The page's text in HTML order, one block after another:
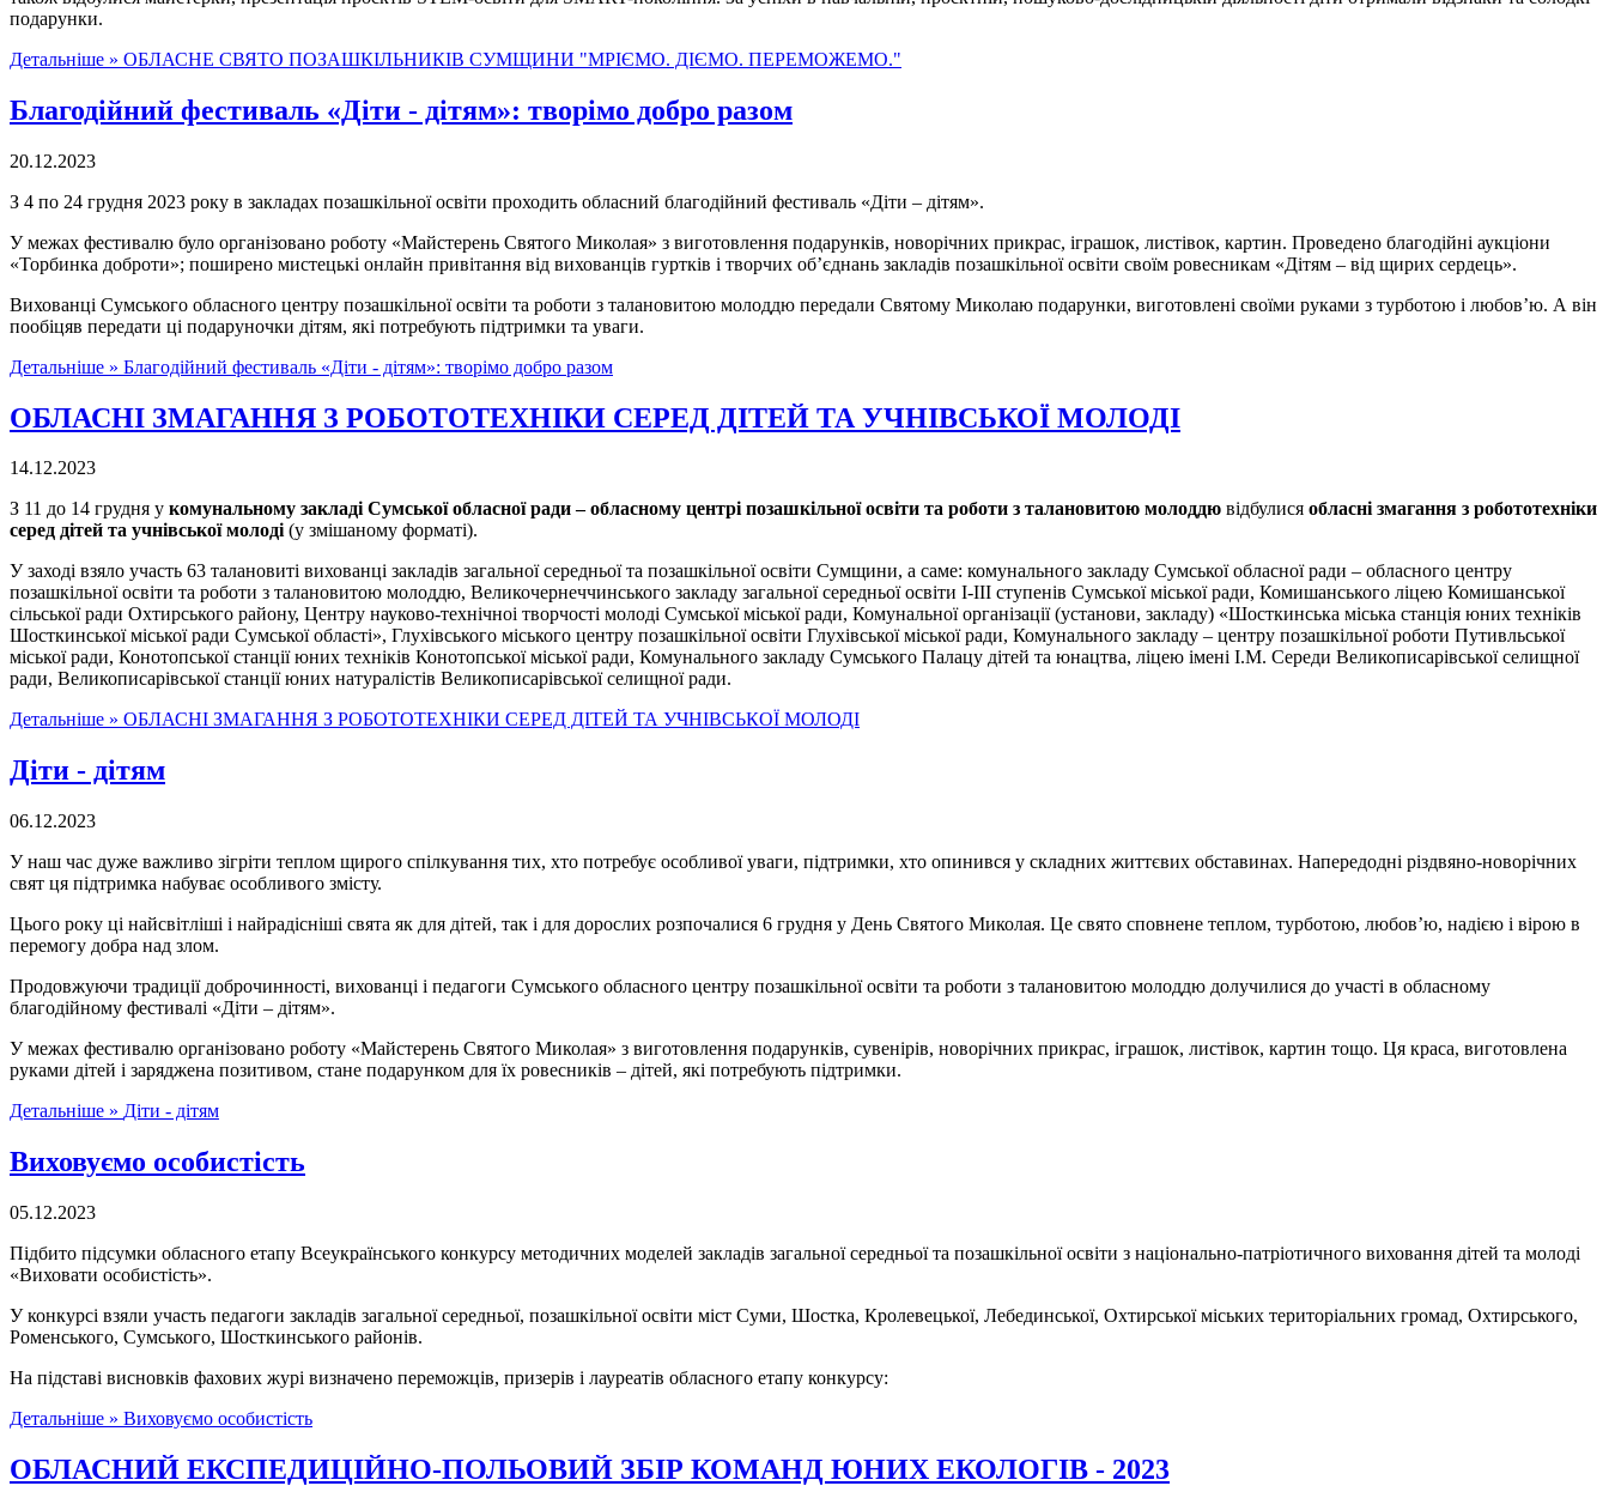
подарунки.
Детальніше » ОБЛАСНЕ СВЯТО ПОЗАШКІЛЬНИКІВ СУМЩИНИ "МРІЄМО. ДІЄМО. ПЕРЕМОЖЕМО."
Благодійний фестиваль «Діти - дітям»: творімо добро разом
20.12.2023
З 4 по 24 грудня 2023 року в закладах позашкільної освіти проходить обласний благодійний фестиваль «Діти – дітям».
У межах фестивалю було організовано роботу «Майстерень Святого Миколая» з виготовлення подарунків, новорічних прикрас, іграшок, листівок, картин. Проведено благодійні аукціони
«Торбинка доброти»; поширено мистецькі онлайн привітання від вихованців гуртків і творчих об’єднань закладів позашкільної освіти своїм ровесникам «Дітям – від щирих сердець».
Вихованці Сумського обласного центру позашкільної освіти та роботи з талановитою молоддю передали Святому Миколаю подарунки, виготовлені своїми руками з турботою і любов’ю. А він
пообіцяв передати ці подаруночки дітям, які потребують підтримки та уваги.
Детальніше » Благодійний фестиваль «Діти - дітям»: творімо добро разом
ОБЛАСНІ ЗМАГАННЯ З РОБОТОТЕХНІКИ СЕРЕД ДІТЕЙ ТА УЧНІВСЬКОЇ МОЛОДІ
14.12.2023
З 11 до 14 грудня у комунальному закладі Сумської обласної ради – обласному центрі позашкільної освіти та роботи з талановитою молоддю відбулися обласні змагання з робототехніки
серед дітей та учнівської молоді(у змішаному форматі).
У заході взяло участь 63 талановиті вихованці закладів загальної середньої та позашкільної освіти Сумщини, а саме: комунального закладу Сумської обласної ради – обласного центру
позашкільної освіти та роботи з талановитою молоддю, Великочернеччинського закладу загальної середньої освіти І-ІІІ ступенів Сумської міської ради, Комишанського ліцею Комишанської
сільської ради Охтирського району, Центру науково-технiчноi творчостi молодi Сумської мiської ради, Комунальної організації (установи, закладу) «Шосткинська міська станція юних техніків
Шосткинської міської ради Сумської області», Глухівського міського центру позашкільної освіти Глухівської міської ради, Комунального закладу – центру позашкільної роботи Путивльської
міської ради, Конотопської станції юних техніків Конотопської міської ради, Комунального закладу Сумського Палацу дітей та юнацтва, ліцею імені І.М. Середи Великописарівської селищної
ради, Великописарівської станції юних натуралістів Великописарівської селищної ради.
Детальніше » ОБЛАСНІ ЗМАГАННЯ З РОБОТОТЕХНІКИ СЕРЕД ДІТЕЙ ТА УЧНІВСЬКОЇ МОЛОДІ
Діти - дітям
06.12.2023
У наш час дуже важливо зігріти теплом щирого спілкування тих, хто потребує особливої уваги, підтримки, хто опинився у складних життєвих обставинах. Напередодні різдвяно-новорічних
свят ця підтримка набуває особливого змісту.
Цього року ці найсвітліші і найрадісніші свята як для дітей, так і для дорослих розпочалися 6 грудня у День Святого Миколая. Це свято сповнене теплом, турботою, любов’ю, надією і вірою в
перемогу добра над злом.
Продовжуючи традиції доброчинності, вихованці і педагоги Сумського обласного центру позашкільної освіти та роботи з талановитою молоддю долучилися до участі в обласному
благодійному фестивалі «Діти – дітям».
У межах фестивалю організовано роботу «Майстерень Святого Миколая» з виготовлення подарунків, сувенірів, новорічних прикрас, іграшок, листівок, картин тощо. Ця краса, виготовлена
руками дітей і заряджена позитивом, стане подарунком для їх ровесників – дітей, які потребують підтримки.
Детальніше » Діти - дітям
Виховуємо особистість
05.12.2023
Підбито підсумки обласного етапу Всеукраїнського конкурсу методичних моделей закладів загальної середньої та позашкільної освіти з національно-патріотичного виховання дітей та молоді
«Виховати особистість».
У конкурсі взяли участь педагоги закладів загальної середньої, позашкільної освіти міст Суми, Шостка, Кролевецької, Лебединської, Охтирської міських територіальних громад, Охтирського,
Роменського, Сумського, Шосткинського районів.
На підставі висновків фахових журі визначено переможців, призерів і лауреатів обласного етапу конкурсу:
Детальніше » Виховуємо особистість
ОБЛАСНИЙ ЕКСПЕДИЦІЙНО-ПОЛЬОВИЙ ЗБІР КОМАНД ЮНИХ ЕКОЛОГІВ - 2023